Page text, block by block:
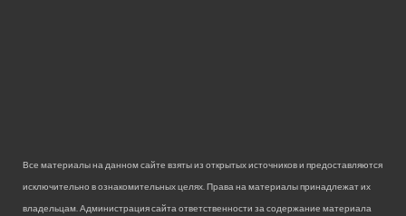
Все материалы на данном сайте взяты из открытых источников и предоставляются
исключительно в ознакомительных целях. Права на материалы принадлежат их
владельцам. Администрация сайта ответственности за содержание материала